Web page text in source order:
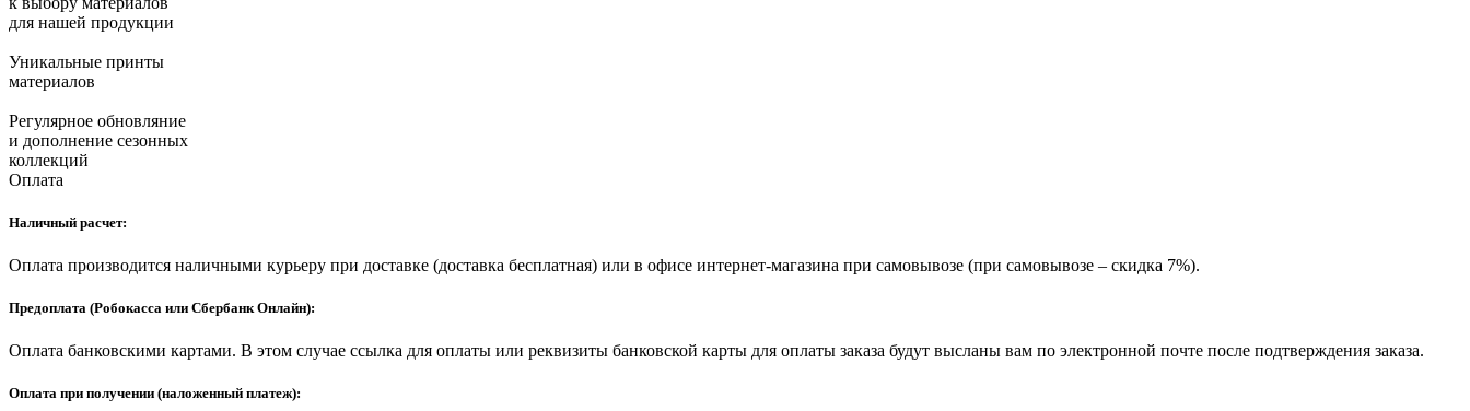
для нашей продукции
Уникальные принты
материалов
Регулярное обновляние
и дополнение сезонных
коллекций
Оплата
Наличный расчет:
Оплата производится наличными курьеру при доставке (доставка бесплатная) или в офисе интернет-магазина при самовывозе (при самовывозе – скидка 7%).
Предоплата (Робокасса или Сбербанк Онлайн):
Оплата банковскими картами. В этом случае ссылка для оплаты или реквизиты банковской карты для оплаты заказа будут высланы вам по электронной почте после подтверждения заказа.
Оплата при получении (наложенный платеж):